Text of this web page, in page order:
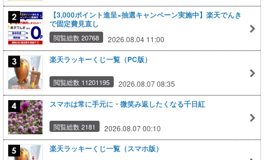
【3,000ポイント進呈×抽選キャンペーン実施中】楽天でんき
で固定費見直し
閲覧総数 20768 2026.08.04 11:00
楽天ラッキーくじ一覧（PC版）
閲覧総数 11201195 2026.08.07 08:35
スマホは常に手元に・微笑み返したくなる千日紅
閲覧総数 2181 2026.08.07 00:10
楽天ラッキーくじ一覧（スマホ版）